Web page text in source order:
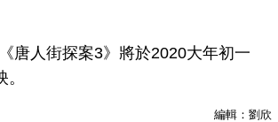
人街探案3》將於2020大年初一
編輯：劉欣